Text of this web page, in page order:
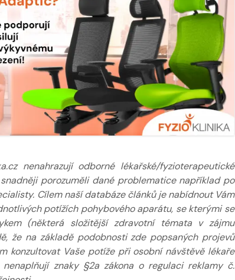
nenahrazují odborné lékařské/fyzioterapeutické
porozuměli dané problematice například po
Cílem naší databáze článků je nabídnout Vám
potížích pohybového aparátu, se kterými se
(některá složitější zdravotní témata v zájmu
že na základě podobnosti zde popsaných projevů
konzultovat Vaše potíže při osobní návštěvě lékaře
znaky §2a zákona o regulaci reklamy č.